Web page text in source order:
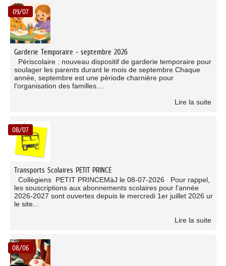
09/07
Garderie Temporaire - septembre 2026
Périscolaire : nouveau dispositif de garderie temporaire pour
soulager les parents durant le mois de septembre Chaque
année, septembre est une période charnière pour
l'organisation des familles....
Lire la suite
08/07
Transports Scolaires PETIT PRINCE
Collègiens PETIT PRINCEMàJ le 08-07-2026 Pour rappel,
les souscriptions aux abonnements scolaires pour l'année
2026-2027 sont ouvertes depuis le mercredi 1er juillet 2026 ur
le site...
Lire la suite
08/06